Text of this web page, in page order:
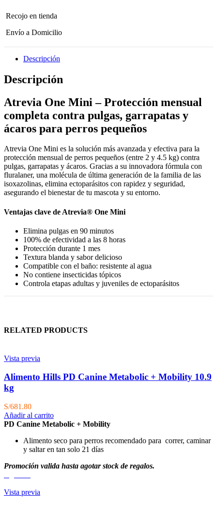
Recojo en tienda
Envío a Domicilio
Descripción
Descripción
Atrevia One Mini – Protección mensual
completa contra pulgas, garrapatas y
ácaros para perros pequeños
Atrevia One Mini es la solución más avanzada y efectiva para la
protección mensual de perros pequeños (entre 2 y 4.5 kg) contra
pulgas, garrapatas y ácaros. Gracias a su innovadora fórmula con
fluralaner, una molécula de última generación de la familia de las
isoxazolinas, elimina ectoparásitos con rapidez y seguridad,
asegurando el bienestar de tu mascota y su entorno.
Ventajas clave de Atrevia® One Mini
Elimina pulgas en 90 minutos
100% de efectividad a las 8 horas
Protección durante 1 mes
Textura blanda y sabor delicioso
Compatible con el baño: resistente al agua
No contiene insecticidas tópicos
Controla etapas adultas y juveniles de ectoparásitos
RELATED PRODUCTS
Vista previa
Alimento Hills PD Canine Metabolic + Mobility 10.9
kg
S/681.80
Añadir al carrito
PD Canine Metabolic + Mobility
Alimento seco para perros recomendado para correr, caminar
y saltar en tan solo 21 días
Promoción valida hasta agotar stock de regalos.
Vista previa